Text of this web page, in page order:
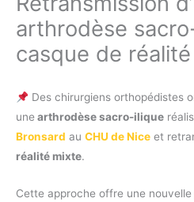
arthrodèse
casque de
Des chirurgiens orthopédistes
une arthrodèse sacro-ilique
Bronsard au CHU de Nice et
réalité mixte.
Cette approche offre une